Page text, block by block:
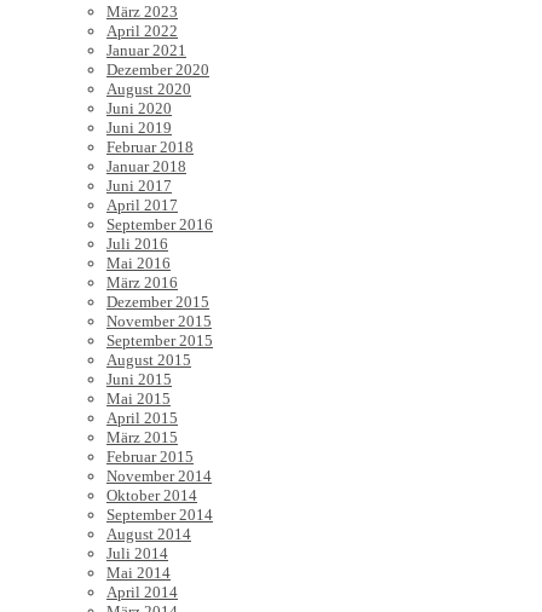
März 2023
April 2022
Januar 2021
Dezember 2020
August 2020
Juni 2020
Juni 2019
Februar 2018
Januar 2018
Juni 2017
April 2017
September 2016
Juli 2016
Mai 2016
März 2016
Dezember 2015
November 2015
September 2015
August 2015
Juni 2015
Mai 2015
April 2015
März 2015
Februar 2015
November 2014
Oktober 2014
September 2014
August 2014
Juli 2014
Mai 2014
April 2014